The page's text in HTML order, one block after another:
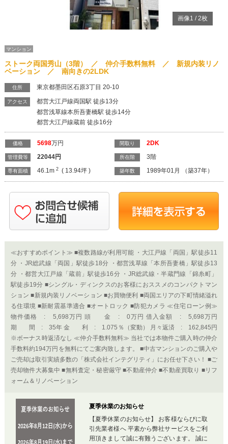
画像1 /2枚
マンション
ストーク両国秀山（3階） ／ 仲介手数料無料 ／ 新規内装リノ
ベーション ／ 南向きの2LDK
住所 東京都墨田区石原3丁目 20-10
アクセス
都営大江戸線両国駅 徒歩13分
都営浅草線本所吾妻橋駅 徒歩14分
都営大江戸線蔵前 徒歩16分
価格 5698万円
管理費等 22044円
専有面積 46.1m2 ( 13.94坪 )
間取り 2DK
所在階 3階
築年数 1989年01月 （築37年）
≪おすすめポイント≫ ■複数路線が利用可能 ・大江戸線「両国」駅徒歩11
分 ・JR総武線「両国」駅徒歩18分 ・都営浅草線「本所吾妻橋」駅徒歩13
分 ・都営大江戸線「蔵前」駅徒歩16分 ・JR総武線・半蔵門線「錦糸町」
駅徒歩19分 ■シングル・ディンクスのお客様におススメのコンパクトマン
ション ■新規内装リノベーション ■お買物便利 ■両国エリアの下町情緒溢れ
る住環境 ■新耐震基準適合 ■オートロック ■防犯カメラ ≪住宅ローン例≫
物件価格 : 5,698万円 頭 金 : 0万円 借入金額 : 5,698万円
期 間 : 35年 金 利 : 1.075％（変動） 月々返済 : 162,845円
※ボーナス時返済なし ≪仲介手数料無料≫ 当社では本物件ご購入時の仲介
手数料約194万円を無料にてご案内致します。 ■中古マンションのご購入や
ご売却は取引実績多数の「株式会社インテグリティ」にお任せ下さい！ ■ご
売却物件大募集中 ■無料査定・秘密厳守 ■不動産仲介 ■不動産買取り ■リフ
ォーム＆リノベーション
夏季休業のお知らせ
【夏季休業のお知らせ】 お客様ならびに取
引先業者様へ 平素から弊社サービスをご利
用頂きまして誠に有難うございます。 誠に